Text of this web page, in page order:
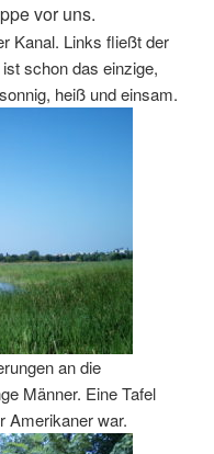
vor uns.
Kanal. Links fließt der
schon das einzige,
heiß und einsam.
an die
Männer. Eine Tafel
Amerikaner war.